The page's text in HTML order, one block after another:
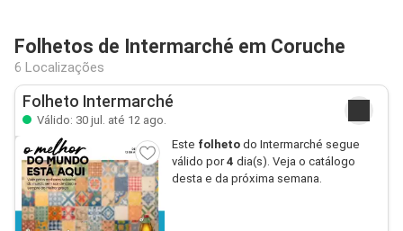
Folhetos de Intermarché em Coruche
6 Localizações
Folheto Intermarché
Válido: 30 jul. até 12 ago.
Este folhetodo Intermarché segue
válido por4 dia(s). Veja o catálogo
desta e da próxima semana.